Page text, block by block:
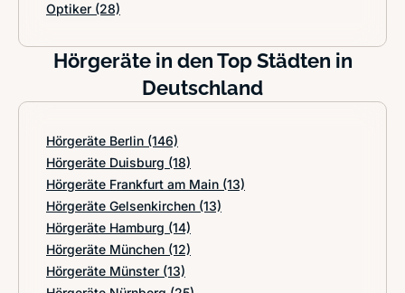
Optiker (28)
Hörgeräte in den Top Städten in
Deutschland
Hörgeräte Berlin (146)
Hörgeräte Duisburg (18)
Hörgeräte Frankfurt am Main (13)
Hörgeräte Gelsenkirchen (13)
Hörgeräte Hamburg (14)
Hörgeräte München (12)
Hörgeräte Münster (13)